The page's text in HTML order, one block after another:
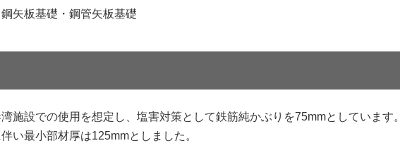
矢板基礎・鋼管矢板基礎
施設での使用を想定し、塩害対策として鉄筋純かぶりを75mmとしています。
い最小部材厚は125mmとしました。